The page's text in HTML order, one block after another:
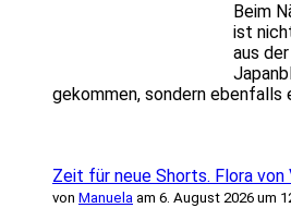
Beim
ist
aus
gekommen, sondern ebenfalls
Zeit für neue Shorts. Flora von
von Manuela am 6. August 2026 um